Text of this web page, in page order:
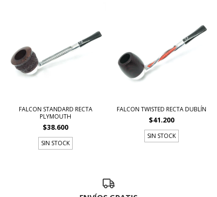
FALCON STANDARD RECTA
PLYMOUTH
$38.600
SIN STOCK
FALCON TWISTED RECTA DUBLÍN
$41.200
SIN STOCK